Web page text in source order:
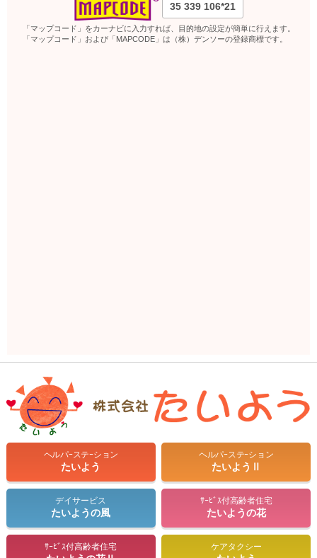
35 339 106*21
「マップコード」をカーナビに入力すれば、目的地の設定が簡単に行えます。
「マップコード」および「MAPCODE」は（株）デンソーの登録商標です。
ヘルパｰステｰション
たいよう
ヘルパｰステｰション
たいようⅡ
デイサービス
たいようの風
ｻｰﾋﾞｽ付高齢者住宅
たいようの花
ｻｰﾋﾞｽ付高齢者住宅 ケアタクシー